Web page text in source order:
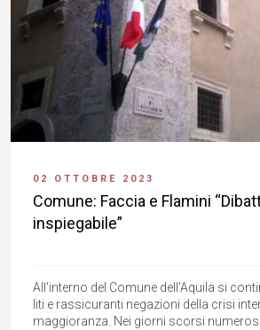
02 OTTOBRE 2023
Comune: Faccia e Flamini
inspiegabile”
All'interno del Comune dell'Aquila si
liti e rassicuranti negazioni della crisi
maggioranza. Nei giorni scorsi